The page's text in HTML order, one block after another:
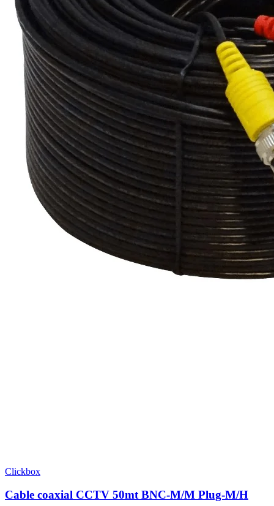
Clickbox
Cable coaxial CCTV 50mt BNC-M/M Plug-M/H